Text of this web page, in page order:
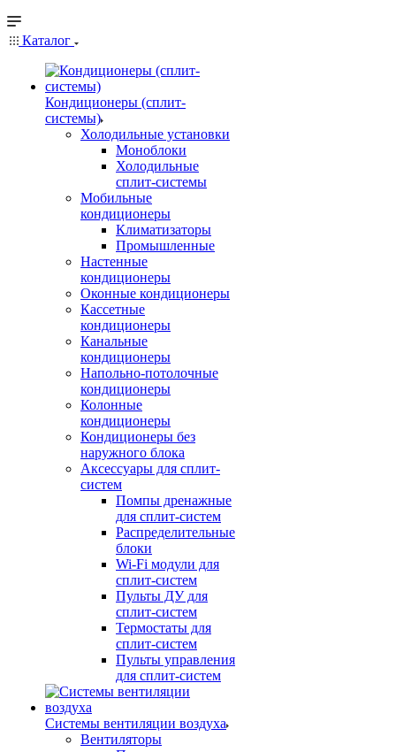
Каталог
Кондиционеры (сплит-
системы)
Холодильные установки
Моноблоки
Холодильные
сплит-системы
Мобильные
кондиционеры
Климатизаторы
Промышленные
Настенные
кондиционеры
Оконные кондиционеры
Кассетные
кондиционеры
Канальные
кондиционеры
Напольно-потолочные
кондиционеры
Колонные
кондиционеры
Кондиционеры без
наружного блока
Аксессуары для сплит-
систем
Помпы дренажные
для сплит-систем
Распределительные
блоки
Wi-Fi модули для
сплит-систем
Пульты ДУ для
сплит-систем
Термостаты для
сплит-систем
Пульты управления
для сплит-систем
Системы вентиляции воздуха
Вентиляторы